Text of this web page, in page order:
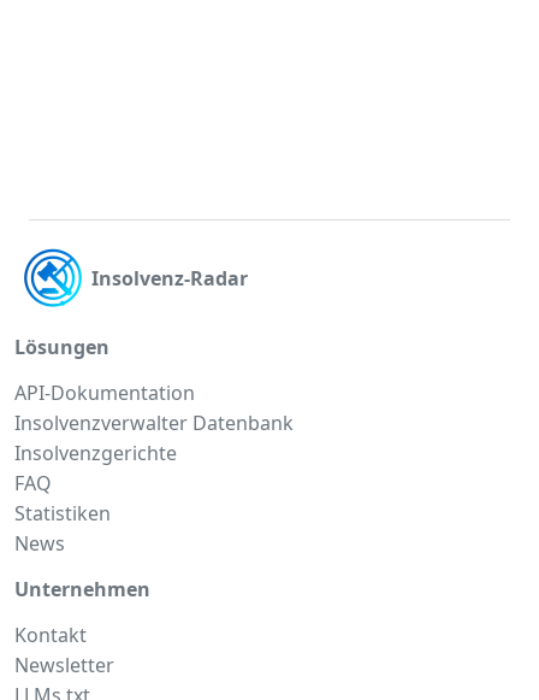
Insolvenz-Radar
Lösungen
API-Dokumentation
Insolvenzverwalter Datenbank
Insolvenzgerichte
FAQ
Statistiken
News
Unternehmen
Kontakt
Newsletter